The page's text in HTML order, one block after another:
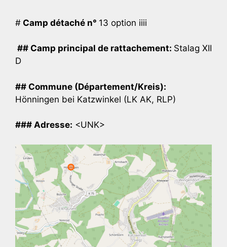
# Camp détaché n° 13 option iiii
## Camp principal de rattachement: Stalag XII
D
## Commune (Département/Kreis):
Hönningen bei Katzwinkel (LK AK, RLP)
### Adresse: <UNK>